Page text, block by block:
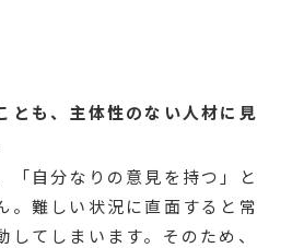
とも、主体性のない人材に見
「自分なりの意見を持つ」と
。難しい状況に直面すると常
してしまいます。そのため、